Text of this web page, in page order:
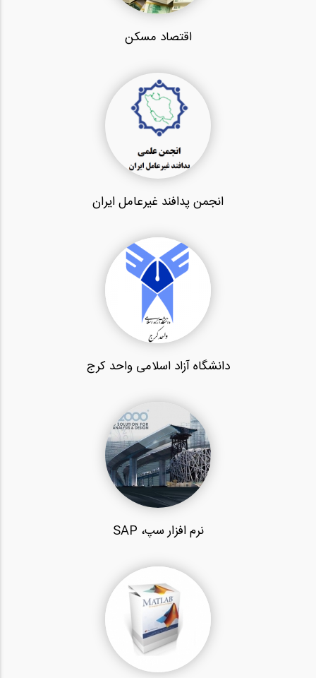
اقتصاد مسکن
انجمن پدافند غیرعامل ایران
دانشگاه آزاد اسلامی واحد کرج
نرم افزار سپ، SAP